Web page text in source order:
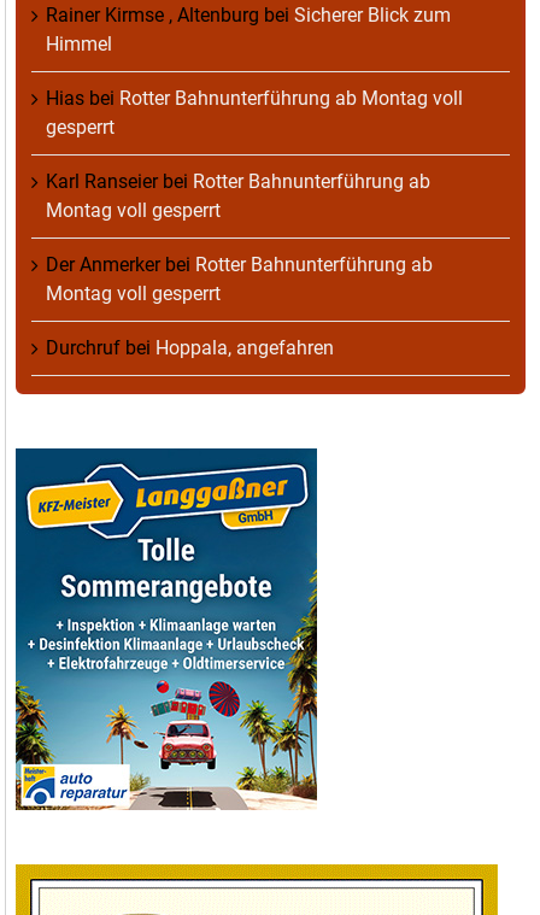
Rainer Kirmse , Altenburg bei Sicherer Blick zum
Himmel
Hias bei Rotter Bahnunterführung ab Montag voll
gesperrt
Karl Ranseierbei Rotter Bahnunterführung ab
Montag voll gesperrt
Der Anmerkerbei Rotter Bahnunterführung ab
Montag voll gesperrt
Durchruf bei Hoppala, angefahren